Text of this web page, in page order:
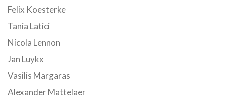
Felix Koesterke
Tania Latici
Nicola Lennon
Jan Luykx
Vasilis Margaras
Alexander Mattelaer